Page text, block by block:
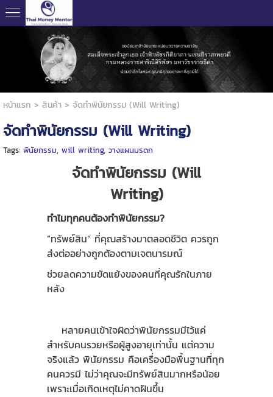
หน้าแรก > สินค้า> จัดทำพินัยกรรม (Will Writing)
จัดทำพินัยกรรม (Will Writing)
Tags: พินัยกรรม, will writing, วางแผนมรดก
จัดทำพินัยกรรม (Will
Writing)
ทำไมทุกคนต้องทำพินัยกรรม?
“ทรัพย์สิน” ที่คุณสร้างมาตลอดชีวิต ควรถูก
ส่งต่ออย่างถูกต้องตามเจตนารมณ์
ช่วยลดความขัดแย้งของคนที่คุณรักในภาย
หลัง
หลายคนเข้าใจผิดว่าพินัยกรรมมีไว้แค่
สำหรับคนรวยหรือผู้สูงอายุเท่านั้น แต่ความ
จริงแล้ว พินัยกรรม คือเครื่องมือพื้นฐานที่ทุก
คนควรมี ไม่ว่าคุณจะมีทรัพย์สินมากหรือน้อย
เพราะเมื่อเกิดเหตุไม่คาดฝันขึ้น